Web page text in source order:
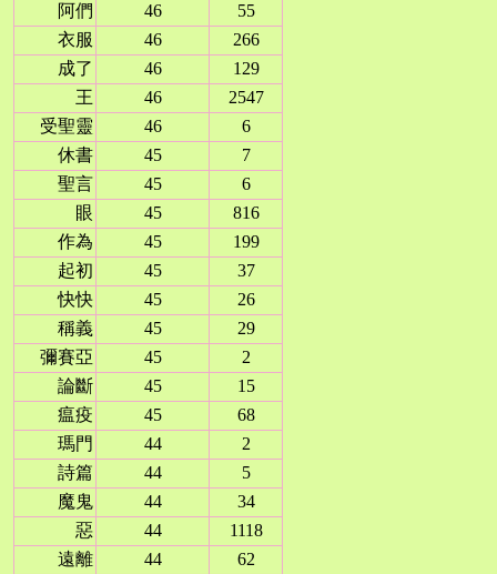
阿們
46
55
衣服
46
266
成了
46
129
王
46
2547
受聖靈
46
6
休書
45
7
聖言
45
6
眼
45
816
作為
45
199
起初
45
37
快快
45
26
稱義
45
29
彌賽亞
45
2
論斷
45
15
瘟疫
45
68
瑪門
44
2
詩篇
44
5
魔鬼
44
34
惡
44
1118
遠離
44
62